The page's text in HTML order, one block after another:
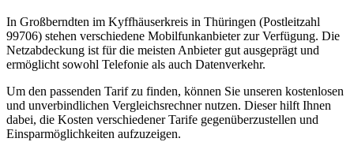
In Großberndten im Kyffhäuserkreis in Thüringen (Postleitzahl
99706) stehen verschiedene Mobilfunkanbieter zur Verfügung. Die
Netzabdeckung ist für die meisten Anbieter gut ausgeprägt und
ermöglicht sowohl Telefonie als auch Datenverkehr.
Um den passenden Tarif zu finden, können Sie unseren kostenlosen
und unverbindlichen Vergleichsrechner nutzen. Dieser hilft Ihnen
dabei, die Kosten verschiedener Tarife gegenüberzustellen und
Einsparmöglichkeiten aufzuzeigen.